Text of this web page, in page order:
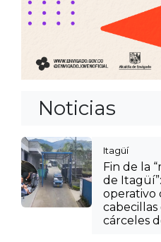
Noticias
Itagüí
Fin de la
de
operativo
cabecillas
cárceles